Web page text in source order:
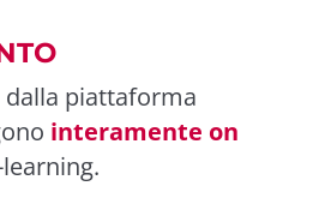
piattaforma
interamente on
learning.